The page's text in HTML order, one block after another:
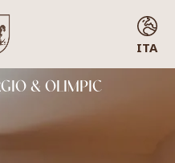
ITA
ENG
& OLIMPIC